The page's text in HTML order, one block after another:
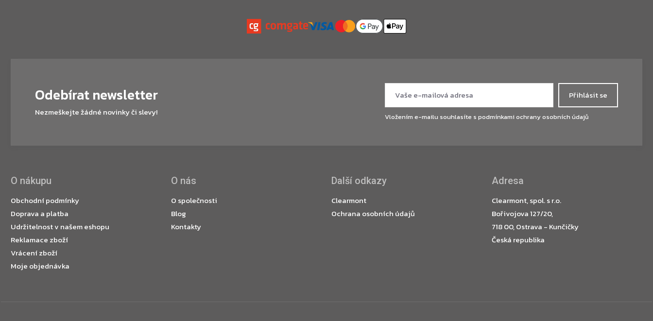
Odebírat newsletter
Nezmeškejte žádné novinky či slevy!
Přihlásit se
Vložením e-mailu souhlasíte s podmínkami ochrany osobních údajů
O nákupu
Obchodní podmínky
Doprava a platba
Udržitelnost v našem eshopu
Reklamace zboží
Vrácení zboží
Moje objednávka
O nás
O společnosti
Blog
Kontakty
Další odkazy
Clearmont
Ochrana osobních údajů
Adresa
Clearmont, spol. s r.o.
Bořivojova 127/20,
718 00, Ostrava - Kunčičky
Česká republika